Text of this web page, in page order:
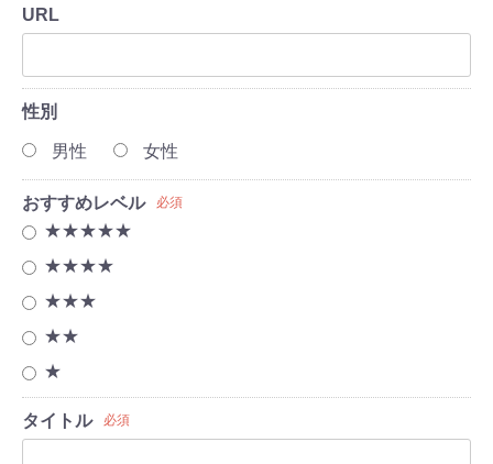
URL
性別
男性 女性
おすすめレベル 必須
★★★★★
★★★★
★★★
★★
★
タイトル 必須